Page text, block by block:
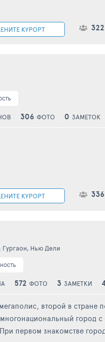
КУРОРТ 322
306 ФОТО 0 ЗАМЕТОК
КУРОРТ 336
Гургаон, Нью Дели
572 ФОТО 3 ЗАМЕТКИ
второй в стране
город
первом знакомстве